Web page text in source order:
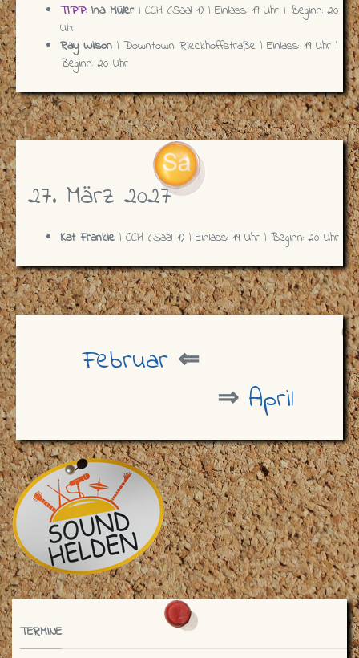
TIPP: Ina Müller| CCH (Saal 1) | Einlass: 19 Uhr | Beginn: 20
Uhr
Ray Wilson | Downtown Rieckhoffstraße | Einlass: 19 Uhr |
Beginn: 20 Uhr
27. März 2027
Kat Frankie| CCH (Saal 1) | Einlass: 19 Uhr | Beginn: 20 Uhr
Februar ⇐
⇒ April
TERMINE